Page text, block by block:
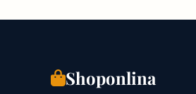
Shoponlina